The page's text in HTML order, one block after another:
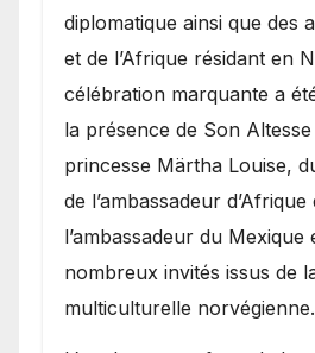
diplomatique ainsi que des
et de l’Afrique résidant en
célébration marquante a
la présence de Son
princesse Märtha Louise,
de l’ambassadeur
l’ambassadeur du
nombreux invités issus de
multiculturelle norvégienne.